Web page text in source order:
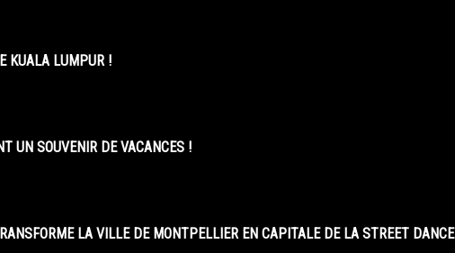
KUALA LUMPUR !
UN SOUVENIR DE VACANCES !
LA VILLE DE MONTPELLIER EN CAPITALE DE LA STREET DANCE